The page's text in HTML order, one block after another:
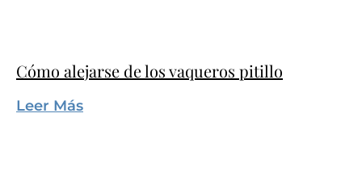
Cómo alejarse de los vaqueros pitillo
Leer Más